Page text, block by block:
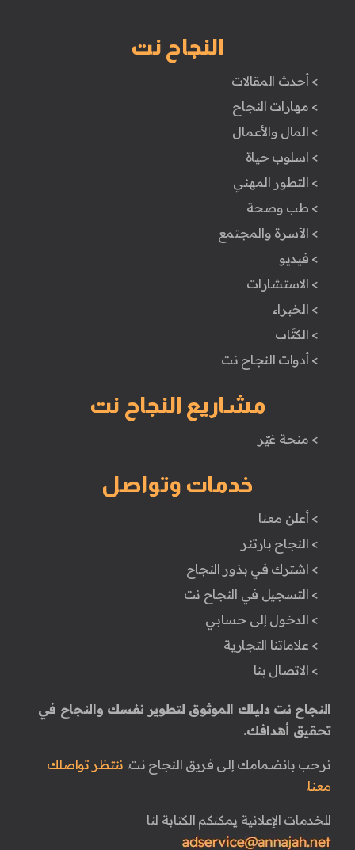
النجاح نت
> أحدث المقالات
> مهارات النجاح
> المال والأعمال
> اسلوب حياة
> التطور المهني
> طب وصحة
> الأسرة والمجتمع
> فيديو
> الاستشارات
> الخبراء
> الكتَاب
> أدوات النجاح نت
مشاريع النجاح نت
> منحة غيّر
خدمات وتواصل
> أعلن معنا
> النجاح بارتنر
> اشترك في بذور النجاح
> التسجيل في النجاح نت
> الدخول إلى حسابي
> علاماتنا التجارية
> الاتصال بنا
النجاح نت دليلك الموثوق لتطوير نفسك والنجاح في
تحقيق أهدافك.
نرحب بانضمامك إلى فريق النجاح نت. ننتظر تواصلك
معنا.
للخدمات الإعلانية يمكنكم الكتابة لنا